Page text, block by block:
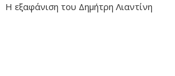
Η εξαφάνιση του Δημήτρη Λιαντίνη